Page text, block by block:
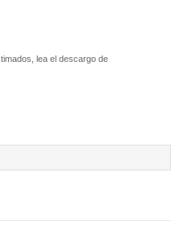
lea el descargo de